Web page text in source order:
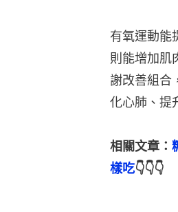
有氧運動能
則能增加肌
謝改善組合
化心肺、提
相關文章：
樣吃👇👇👇